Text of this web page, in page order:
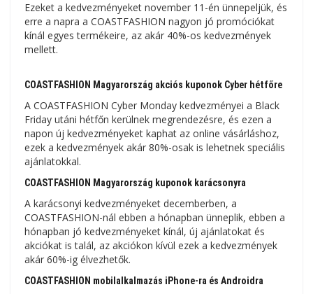
Ezeket a kedvezményeket november 11-én ünnepeljük, és
erre a napra a COASTFASHION nagyon jó promóciókat
kínál egyes termékeire, az akár 40%-os kedvezmények
mellett.
COASTFASHION Magyarország akciós kuponok Cyber ​​​​hétfőre
A COASTFASHION Cyber ​​​​Monday kedvezményei a Black
Friday utáni hétfőn kerülnek megrendezésre, és ezen a
napon új kedvezményeket kaphat az online vásárláshoz,
ezek a kedvezmények akár 80%-osak is lehetnek speciális
ajánlatokkal.
COASTFASHION Magyarország kuponok karácsonyra
A karácsonyi kedvezményeket decemberben, a
COASTFASHION-nál ebben a hónapban ünneplik, ebben a
hónapban jó kedvezményeket kínál, új ajánlatokat és
akciókat is talál, az akciókon kívül ezek a kedvezmények
akár 60%-ig élvezhetők.
COASTFASHION mobilalkalmazás iPhone-ra és Androidra